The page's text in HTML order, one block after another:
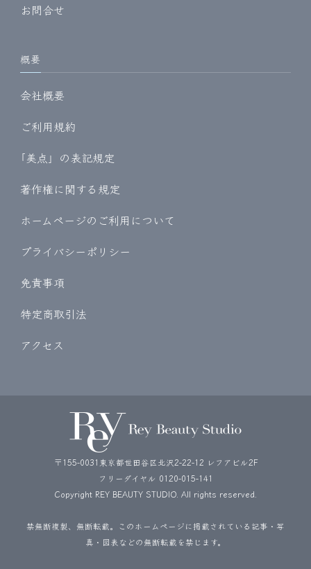
お問合せ
概要
会社概要
ご利用規約
｢美点」の表記規定
著作権に関する規定
ホームページのご利用について
プライバシーポリシー
免責事項
特定商取引法
アクセス
〒155-0031東京都世田谷区北沢2-22-12 レフアビル2F
フリーダイヤル 0120-015-141
Copyright REY BEAUTY STUDIO. All rights reserved.
禁無断複製、無断転載。このホームページに掲載されている記事・写
真・図表などの無断転載を禁じます。